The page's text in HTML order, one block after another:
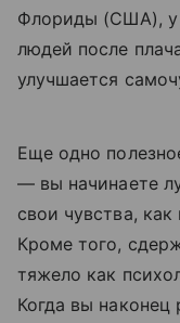
Флориды (США), у
людей после
улучшается
Еще одно
— вы начинаете
свои чувства,
Кроме того,
тяжело как
Когда вы наконец